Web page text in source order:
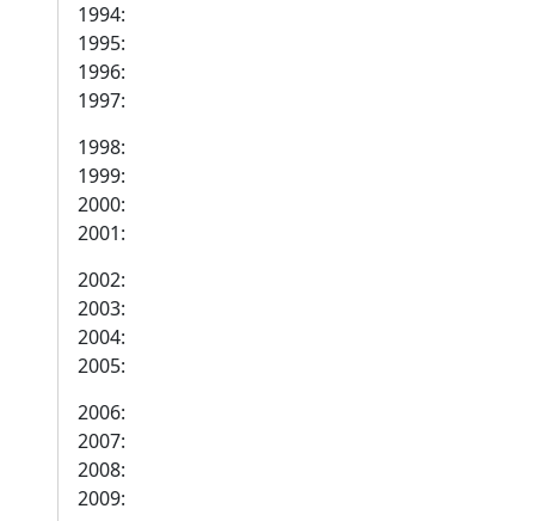
1994:
1995:
1996:
1997:
1998:
1999:
2000:
2001:
2002:
2003:
2004:
2005:
2006:
2007:
2008:
2009: